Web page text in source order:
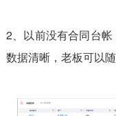
2、以前没有合同台帐
数据清晰，老板可以